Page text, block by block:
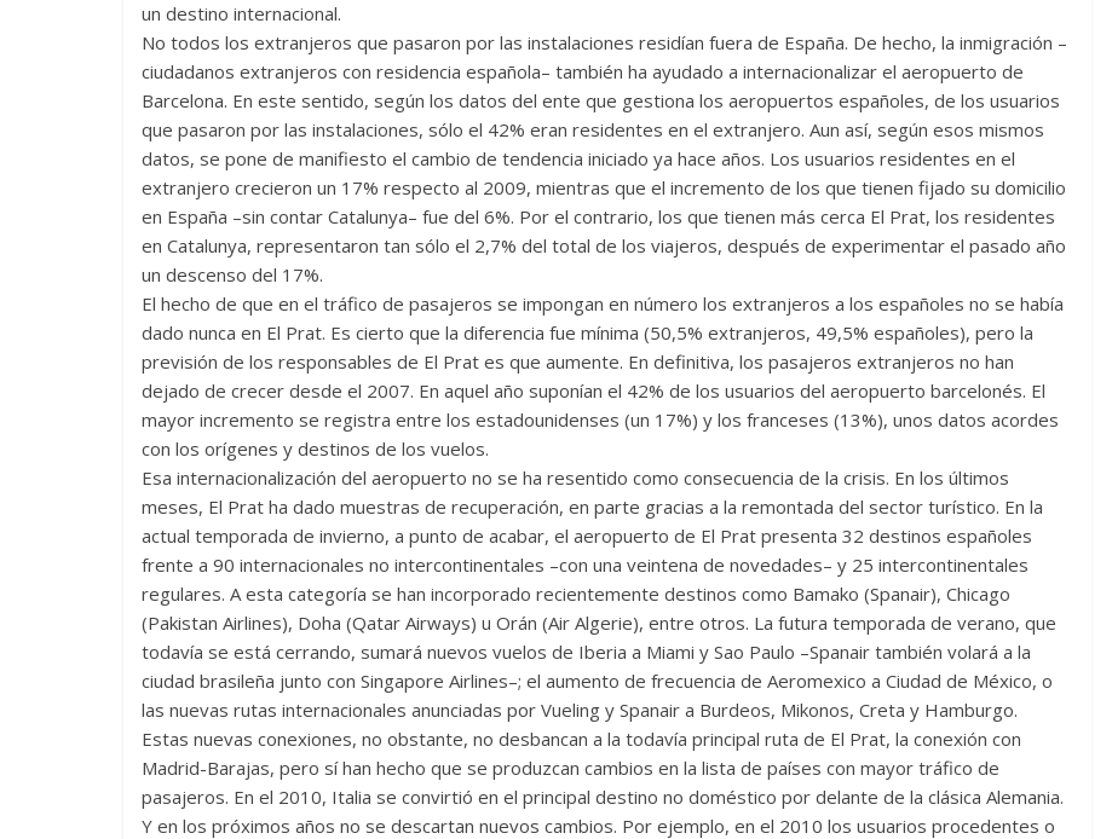
un destino internacional.
No todos los extranjeros que pasaron por las instalaciones residían fuera de España. De hecho, la inmigración –
ciudadanos extranjeros con residencia española– también ha ayudado a internacionalizar el aeropuerto de
Barcelona. En este sentido, según los datos del ente que gestiona los aeropuertos españoles, de los usuarios
que pasaron por las instalaciones, sólo el 42% eran residentes en el extranjero. Aun así, según esos mismos
datos, se pone de manifiesto el cambio de tendencia iniciado ya hace años. Los usuarios residentes en el
extranjero crecieron un 17% respecto al 2009, mientras que el incremento de los que tienen fijado su domicilio
en España –sin contar Catalunya– fue del 6%. Por el contrario, los que tienen más cerca El Prat, los residentes
en Catalunya, representaron tan sólo el 2,7% del total de los viajeros, después de experimentar el pasado año
un descenso del 17%.
El hecho de que en el tráfico de pasajeros se impongan en número los extranjeros a los españoles no se había
dado nunca en El Prat. Es cierto que la diferencia fue mínima (50,5% extranjeros, 49,5% españoles), pero la
previsión de los responsables de El Prat es que aumente. En definitiva, los pasajeros extranjeros no han
dejado de crecer desde el 2007. En aquel año suponían el 42% de los usuarios del aeropuerto barcelonés. El
mayor incremento se registra entre los estadounidenses (un 17%) y los franceses (13%), unos datos acordes
con los orígenes y destinos de los vuelos.
Esa internacionalización del aeropuerto no se ha resentido como consecuencia de la crisis. En los últimos
meses, El Prat ha dado muestras de recuperación, en parte gracias a la remontada del sector turístico. En la
actual temporada de invierno, a punto de acabar, el aeropuerto de El Prat presenta 32 destinos españoles
frente a 90 internacionales no intercontinentales –con una veintena de novedades– y 25 intercontinentales
regulares. A esta categoría se han incorporado recientemente destinos como Bamako (Spanair), Chicago
(Pakistan Airlines), Doha (Qatar Airways) u Orán (Air Algerie), entre otros. La futura temporada de verano, que
todavía se está cerrando, sumará nuevos vuelos de Iberia a Miami y Sao Paulo –Spanair también volará a la
ciudad brasileña junto con Singapore Airlines–; el aumento de frecuencia de Aeromexico a Ciudad de México, o
las nuevas rutas internacionales anunciadas por Vueling y Spanair a Burdeos, Mikonos, Creta y Hamburgo.
Estas nuevas conexiones, no obstante, no desbancan a la todavía principal ruta de El Prat, la conexión con
Madrid-Barajas, pero sí han hecho que se produzcan cambios en la lista de países con mayor tráfico de
pasajeros. En el 2010, Italia se convirtió en el principal destino no doméstico por delante de la clásica Alemania.
Y en los próximos años no se descartan nuevos cambios. Por ejemplo, en el 2010 los usuarios procedentes o